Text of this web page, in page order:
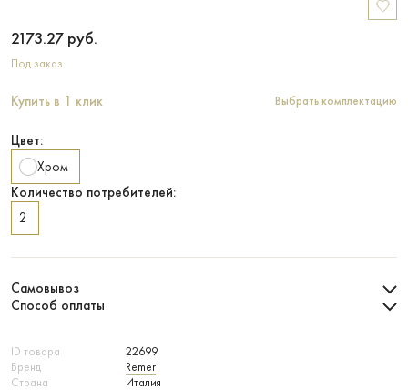
ID товара
22699
Бренд
Remer
Страна
Италия
2173.27 руб.
Под заказ
Купить в 1 клик Выбрать комплектацию
Цвет:
Хром
Количество потребителей:
2
Самовывоз
Способ оплаты